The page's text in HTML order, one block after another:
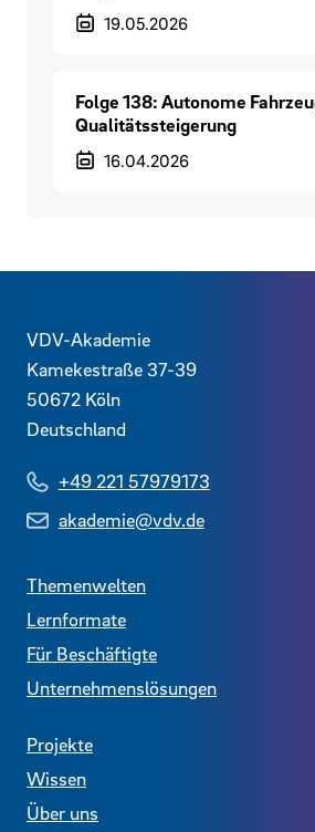
Veröffentlichungsdatum
19.05.2026
Folge 138: Autonome
Qualitätssteigerung
Veröffentlichungsdatum
16.04.2026
Kontaktdaten und
VDV-Akademie
Kamekestraße 37-39
50672 Köln
Deutschland
+49 221 57979173
akademie@vdv.de
Themenwelten
Lernformate
Für Beschäftigte
Unternehmenslösungen
Projekte
Wissen
Über uns